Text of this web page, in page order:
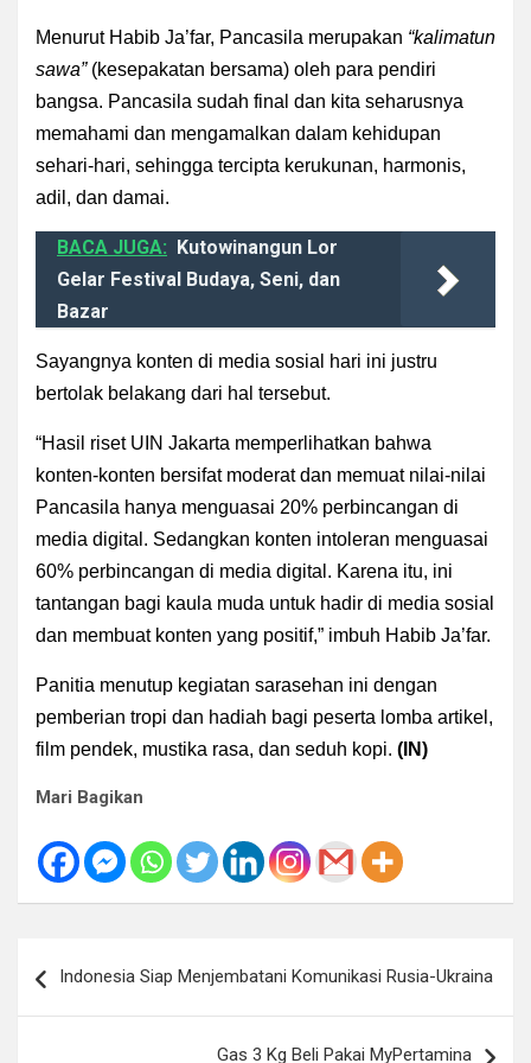
Menurut Habib Ja’far, Pancasila merupakan “kalimatun
sawa”(kesepakatan bersama) oleh para pendiri
bangsa. Pancasila sudah final dan kita seharusnya
memahami dan mengamalkan dalam kehidupan
sehari-hari, sehingga tercipta kerukunan, harmonis,
adil, dan damai.
BACA JUGA:
Kutowinangun Lor
Gelar Festival Budaya, Seni, dan
Bazar
Sayangnya konten di media sosial hari ini justru
bertolak belakang dari hal tersebut.
“Hasil riset UIN Jakarta memperlihatkan bahwa
konten-konten bersifat moderat dan memuat nilai-nilai
Pancasila hanya menguasai 20% perbincangan di
media digital. Sedangkan konten intoleran menguasai
60% perbincangan di media digital. Karena itu, ini
tantangan bagi kaula muda untuk hadir di media sosial
dan membuat konten yang positif,” imbuh Habib Ja’far.
Panitia menutup kegiatan sarasehan ini dengan
pemberian tropi dan hadiah bagi peserta lomba artikel,
film pendek, mustika rasa, dan seduh kopi. (IN)
Mari Bagikan
posIndonesia Siap Menjembatani Komunikasi Rusia-Ukraina
Gas 3 Kg Beli Pakai MyPertamina